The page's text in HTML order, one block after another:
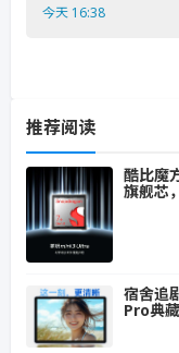
今天 16:38
推荐阅读
酷比魔
旗舰芯
宿舍追
Pro典